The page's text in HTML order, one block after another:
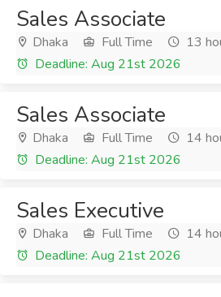
Sales Associate
Dhaka Full Time
13
Deadline: Aug 21st 2026
Sales Associate
Dhaka Full Time
14
Deadline: Aug 21st 2026
Sales Executive
Dhaka Full Time
14
Deadline: Aug 21st 2026